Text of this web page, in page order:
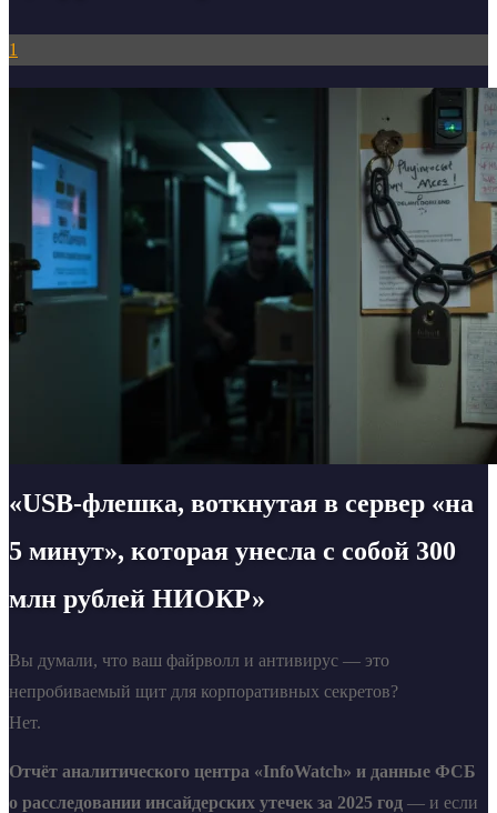
1
«USB-флешка, воткнутая в сервер «на
5 минут», которая унесла с собой 300
млн рублей НИОКР»
Вы думали, что ваш файрволл и антивирус — это
непробиваемый щит для корпоративных секретов?
Нет.
Отчёт аналитического центра «InfoWatch» и данные ФСБ
о расследовании инсайдерских утечек за 2025 год — и если